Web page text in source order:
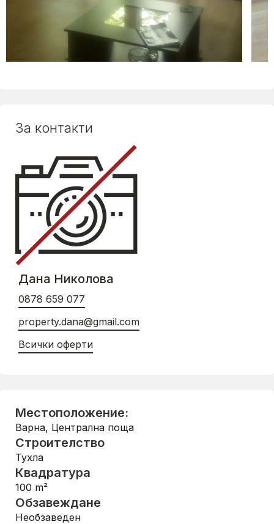
За контакти
Дана Николова
0878 659 077
property.dana@gmail.com
Всички оферти
Местоположение:
Варна, Централна поща
Строителство
Тухла
Квадратура
100 m²
Обзавеждане
Необзаведен